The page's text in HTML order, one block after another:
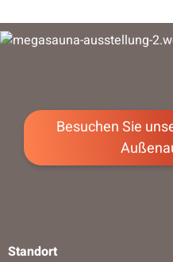
Besuchen Sie
Standort